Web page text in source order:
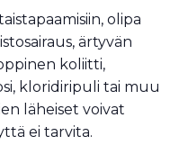
olipa
ärtyvän
koliitti,
kloridiripuli tai muu
läheiset voivat
ei tarvita.